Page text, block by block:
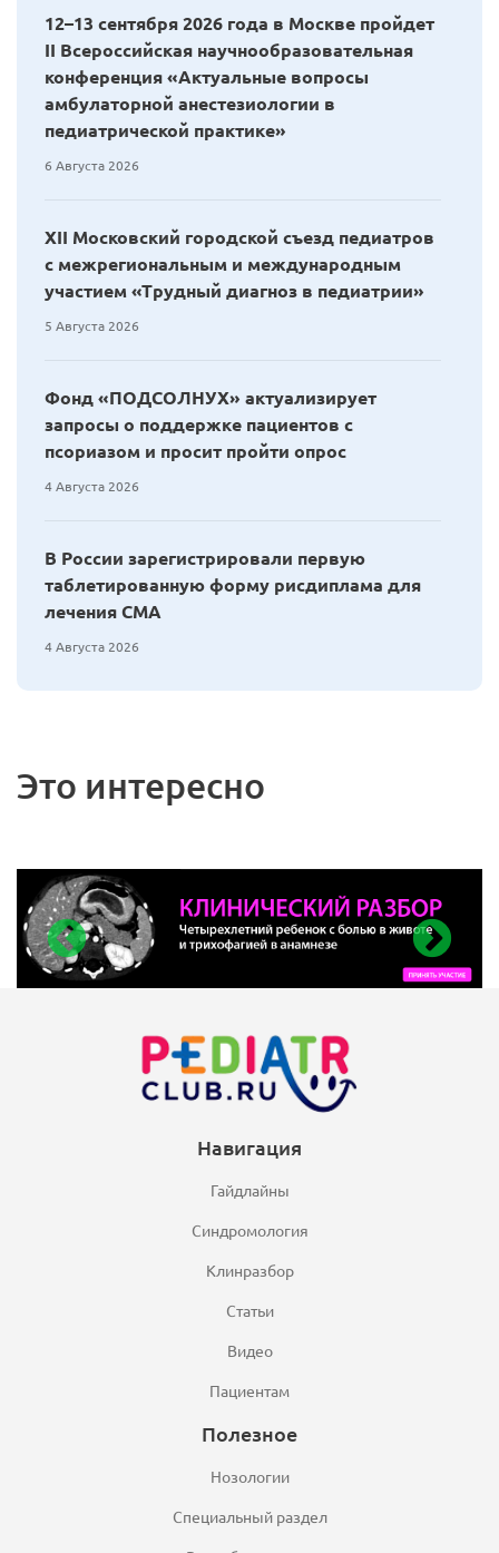
12–13 сентября 2026 года в Москве пройдет
II Всероссийская научнообразовательная
конференция «Актуальные вопросы
амбулаторной анестезиологии в
педиатрической практике»
6 Августа 2026
XII Московский городской съезд педиатров
с межрегиональным и международным
участием «Трудный диагноз в педиатрии»
5 Августа 2026
Фонд «ПОДСОЛНУХ» актуализирует
запросы о поддержке пациентов с
псориазом и просит пройти опрос
4 Августа 2026
В России зарегистрировали первую
таблетированную форму рисдиплама для
лечения СМА
4 Августа 2026
Это интересно
Навигация
Гайдлайны
Синдромология
Клинразбор
Статьи
Видео
Пациентам
Полезное
Нозологии
Специальный раздел